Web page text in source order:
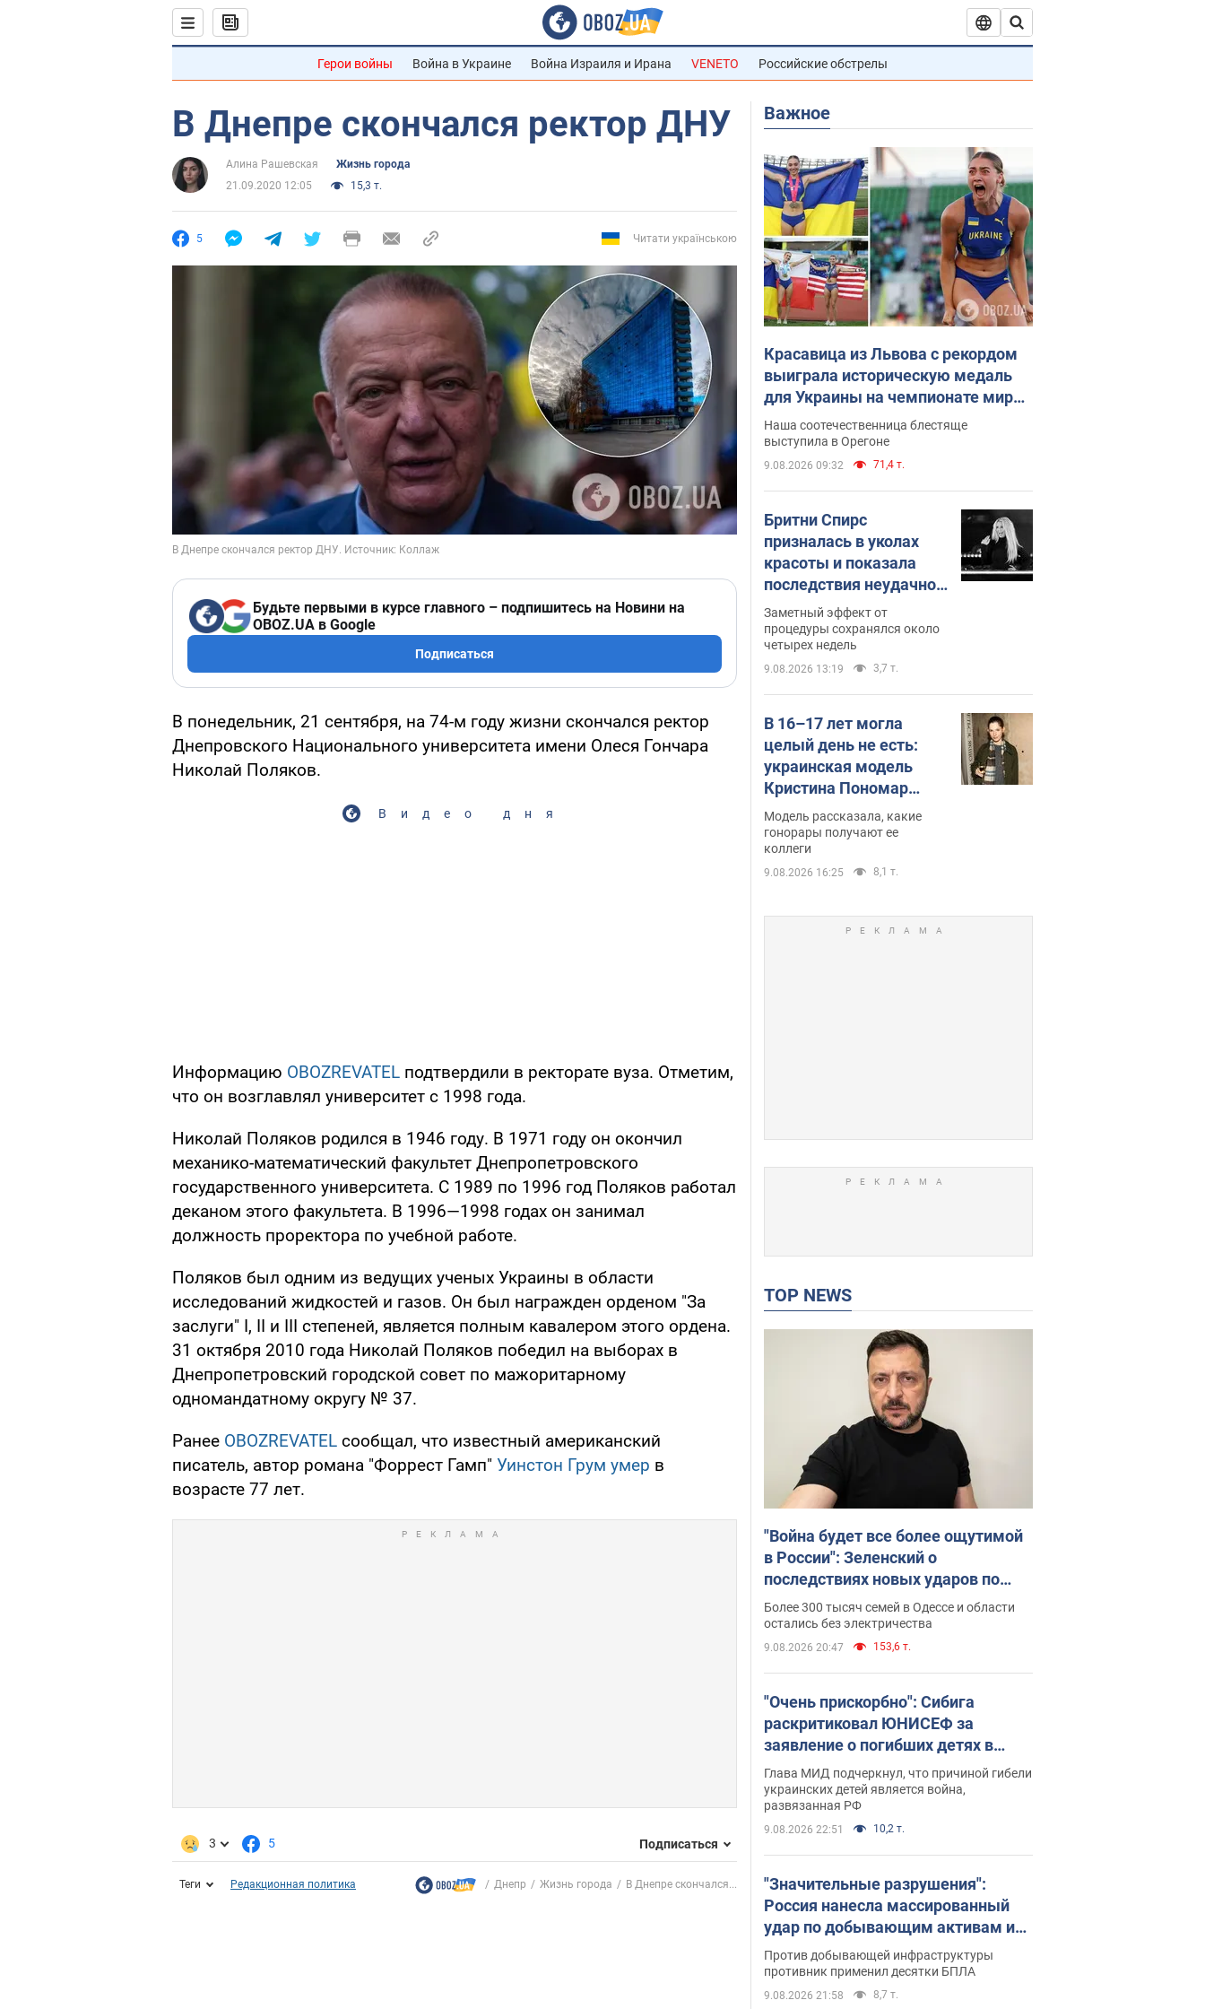
Герои войны Война в Украине Война Израиля и Ирана VENETO Российские обстрелы
В Днепре скончался ректор ДНУ
Алина Рашевская
Жизнь города
21.09.2020 12:05
15,3 т.
5 Читати українською
Будьте первыми в курсе главного – подпишитесь на Новини на
OBOZ.UA в Google
Подписаться
В понедельник, 21 сентября, на 74-м году жизни скончался ректор
Днепровского Национального университета имени Олеся Гончара
Николай Поляков.
Видео дня
Информацию OBOZREVATEL подтвердили в ректорате вуза. Отметим,
что он возглавлял университет с 1998 года.
Николай Поляков родился в 1946 году. В 1971 году он окончил
механико-математический факультет Днепропетровского
государственного университета. С 1989 по 1996 год Поляков работал
деканом этого факультета. В 1996—1998 годах он занимал
должность проректора по учебной работе.
Поляков был одним из ведущих ученых Украины в области
исследований жидкостей и газов. Он был награжден орденом "За
заслуги" I, II и III степеней, является полным кавалером этого ордена.
31 октября 2010 года Николай Поляков победил на выборах в
Днепропетровский городской совет по мажоритарному
одномандатному округу № 37.
Ранее OBOZREVATEL сообщал, что известный американский
писатель, автор романа "Форрест Гамп" Уинстон Грум умер в
возрасте 77 лет.
3 5 Подписаться
Теги Редакционная политика Днепр Жизнь города В Днепре скончался...
Важное
Красавица из Львова с рекордом
выиграла историческую медаль
для Украины на чемпионате мира
по легкой атлетике U20. Видео
Наша соотечественница блестяще
выступила в Орегоне
9.08.2026 09:32 71,4 т.
Бритни Спирс
призналась в уколах
красоты и показала
последствия неудачной
косметологии: ходила
так почти месяц
Заметный эффект от
процедуры сохранялся около
четырех недель
9.08.2026 13:19 3,7 т.
В 16–17 лет могла
целый день не есть:
украинская модель
Кристина Пономар
рассказала о страшной
стороне модельной
карьеры
Модель рассказала, какие
гонорары получают ее
коллеги
9.08.2026 16:25 8,1 т.
TOP NEWS
"Война будет все более ощутимой
в России": Зеленский о
последствиях новых ударов по
Украине, важных отчетах и атаках
на объекты противника. Видео
Более 300 тысяч семей в Одессе и области
остались без электричества
9.08.2026 20:47 153,6 т.
"Очень прискорбно": Сибига
раскритиковал ЮНИСЕФ за
заявление о погибших детях в
Украине
Глава МИД подчеркнул, что причиной гибели
украинских детей является война,
развязанная РФ
9.08.2026 22:51 10,2 т.
"Значительные разрушения":
Россия нанесла массированный
удар по добывающим активам и
буровой площадке "Укрнафты"
Против добывающей инфраструктуры
противник применил десятки БПЛА
9.08.2026 21:58 8,7 т.